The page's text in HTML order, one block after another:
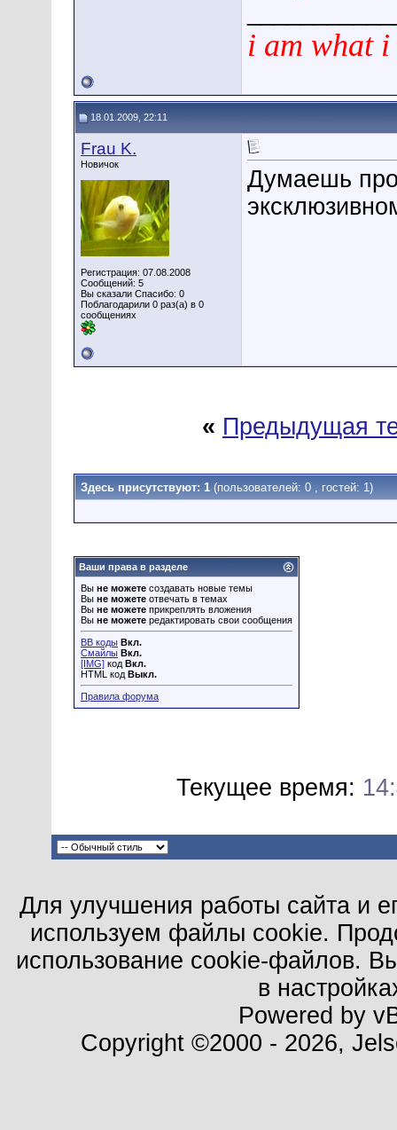
i am what i
18.01.2009, 22:11
Frau K.
Новичок
Регистрация: 07.08.2008
Сообщений: 5
Вы сказали Спасибо: 0
Поблагодарили 0 раз(а) в 0
сообщениях
Думаешь
« Предыдущая
Здесь присутствуют: 1 (пользователей: 0 , гостей: 1)
Ваши права в разделе
Вы не можете создавать новые темы
Вы не можете отвечать в темах
Вы не можете прикреплять вложения
Вы не можете редактировать свои сообщения
BB коды Вкл.
Смайлы Вкл.
[IMG] код Вкл.
HTML код Выкл.
Правила форума
Текущее время:
Для улучшения работы сайта и
используем файлы cookie.
использование cookie-файлов.
в
Powered by
Copyright ©2000 - 2026,